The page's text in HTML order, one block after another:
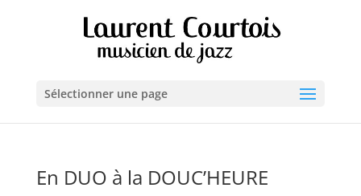
Sélectionner une page
En DUO à la DOUC’HEURE